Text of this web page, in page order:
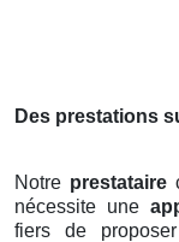
Des prestations
Notre prestataire
nécessite une
fiers de